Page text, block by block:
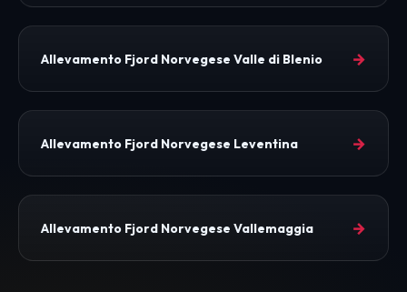
Allevamento Fjord Norvegese Valle di Blenio →
Allevamento Fjord Norvegese Leventina →
Allevamento Fjord Norvegese Vallemaggia →